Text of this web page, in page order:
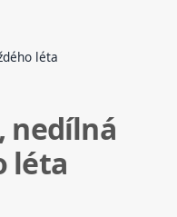
léta
nedílná
léta